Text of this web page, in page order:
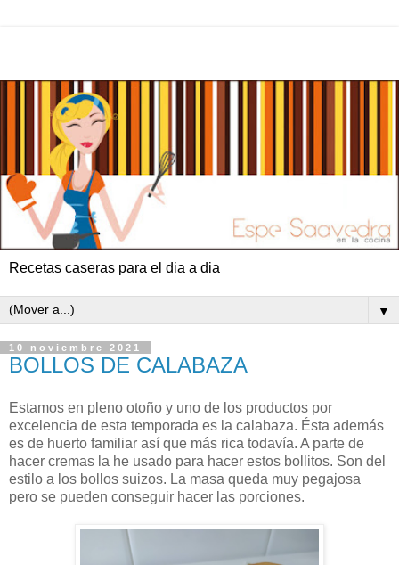
Recetas caseras para el dia a dia
▼
10 noviembre 2021
BOLLOS DE CALABAZA
Estamos en pleno otoño y uno de los productos por
excelencia de esta temporada es la calabaza. Ésta además
es de huerto familiar así que más rica todavía. A parte de
hacer cremas la he usado para hacer estos bollitos. Son del
estilo a los bollos suizos. La masa queda muy pegajosa
pero se pueden conseguir hacer las porciones.